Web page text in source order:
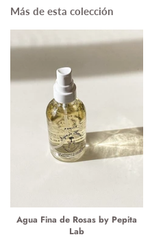
Más de esta colección
Agua Fina de Rosas by Pepita
Lab